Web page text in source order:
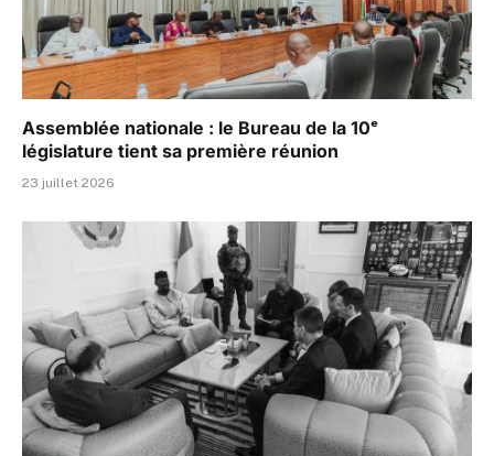
Assemblée nationale : le Bureau de la 10ᵉ
législature tient sa première réunion
23 juillet 2026